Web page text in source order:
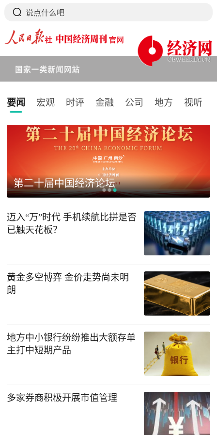
要闻 宏观 时评 金融 公司 地方 视听
下拉刷新
第二十届中国经济论坛
迈入“万”时代 手机续航比拼是否
已触天花板？
黄金多空博弈 金价走势尚未明
朗
地方中小银行纷纷推出大额存单
主打中短期产品
多家券商积极开展市值管理